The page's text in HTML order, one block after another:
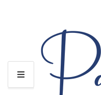
M